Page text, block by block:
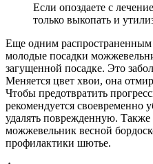
Если опоздаете с
только выкопать и
Еще одним распространенным
молодые посадки
загущенной посадке. Это
Меняется цвет хвои, она
Чтобы предотвратить
рекомендуется своевременно
удалять поврежденную. Также
можжевельник весной
профилактики шютье.